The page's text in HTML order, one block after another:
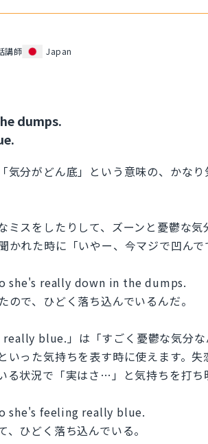
講師
Japan
dumps.
気分がどん底」という意味の、かな
ミスをしたりして、ズーンと憂鬱な
かれた時に「いやー、今マジで凹ん
she's really down in the dumps.
で、ひどく落ち込んでいるんだ。
blue.」は「すごく憂鬱な気分な
いった気持ちを表す時に使えます。失
る状況で「実はさ…」と気持ちを打ち
she's feeling really blue.
ひどく落ち込んでいる。